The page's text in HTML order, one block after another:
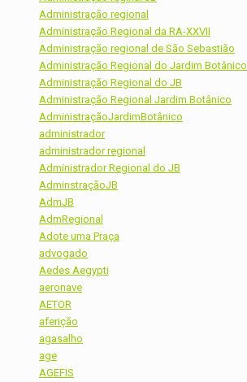
Administração regional
Administração Regional da RA-XXVII
Administração regional de São Sebastião
Administração Regional do Jardim Botânico
Administração Regional do JB
Administração Regional Jardim Botânico
AdministraçãoJardimBotânico
administrador
administrador regional
Administrador Regional do JB
AdminstraçãoJB
AdmJB
AdmRegional
Adote uma Praça
advogado
Aedes Aegypti
aeronave
AETOR
aferição
agasalho
age
AGEFIS